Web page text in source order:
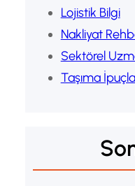
Lojistik Bilgi
Nakliyat
Sektörel
Taşıma